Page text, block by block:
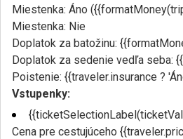
Miestenka: Áno
Miestenka: Nie
Doplatok za batožinu:
Doplatok za sedenie vedľa seba:
Poistenie: {{traveler.insurance ?
Vstupenky:
Cena pre cestujúceho